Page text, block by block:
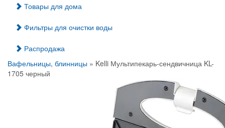
Товары для дома
Фильтры для очистки воды
Распродажа
Вафельницы, блинницы » Kelli Мультипекарь-сендвичница KL-
1705 черный